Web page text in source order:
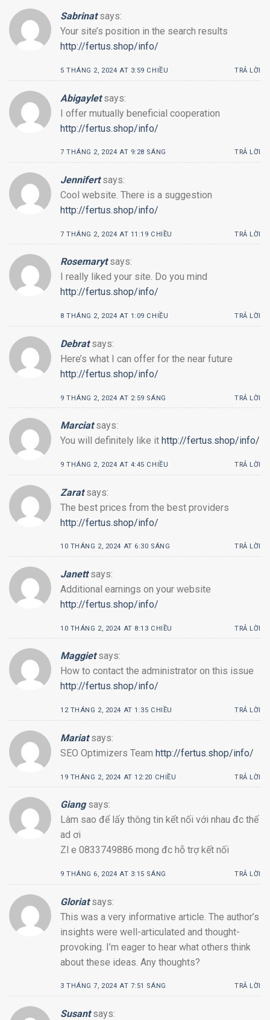
Sabrinat says:
Your site’s position in the search results
http://fertus.shop/info/
5 THÁNG 2, 2024 AT 3:59 CHIỀU TRẢ LỜI
Abigaylet says:
I offer mutually beneficial cooperation
http://fertus.shop/info/
7 THÁNG 2, 2024 AT 9:28 SÁNG TRẢ LỜI
Jennifert says:
Cool website. There is a suggestion
http://fertus.shop/info/
7 THÁNG 2, 2024 AT 11:19 CHIỀU TRẢ LỜI
Rosemaryt says:
I really liked your site. Do you mind
http://fertus.shop/info/
8 THÁNG 2, 2024 AT 1:09 CHIỀU TRẢ LỜI
Debrat says:
Here’s what I can offer for the near future
http://fertus.shop/info/
9 THÁNG 2, 2024 AT 2:59 SÁNG TRẢ LỜI
Marciat says:
You will definitely like it http://fertus.shop/info/
9 THÁNG 2, 2024 AT 4:45 CHIỀU TRẢ LỜI
Zarat says:
The best prices from the best providers
http://fertus.shop/info/
10 THÁNG 2, 2024 AT 6:30 SÁNG TRẢ LỜI
Janett says:
Additional earnings on your website
http://fertus.shop/info/
10 THÁNG 2, 2024 AT 8:13 CHIỀU TRẢ LỜI
Maggiet says:
How to contact the administrator on this issue
http://fertus.shop/info/
12 THÁNG 2, 2024 AT 1:35 CHIỀU TRẢ LỜI
Mariat says:
SEO Optimizers Team http://fertus.shop/info/
19 THÁNG 2, 2024 AT 12:20 CHIỀU TRẢ LỜI
Giang says:
Làm sao để lấy thông tin kết nối với nhau đc thế
ad ơi
Zl e 0833749886 mong đc hỗ trợ kết nối
9 THÁNG 6, 2024 AT 3:15 SÁNG TRẢ LỜI
Gloriat says:
This was a very informative article. The author’s
insights were well-articulated and thought-
provoking. I’m eager to hear what others think
about these ideas. Any thoughts?
3 THÁNG 7, 2024 AT 7:51 SÁNG TRẢ LỜI
Susant says: